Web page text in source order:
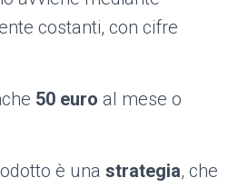
costanti, con cifre
50 euro al mese o
è una strategia, che